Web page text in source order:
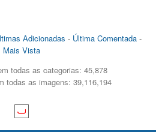
Adicionadas - Última Comentada-
Mais Vista
todas as categorias: 45,878
todas as imagens: 39,116,194